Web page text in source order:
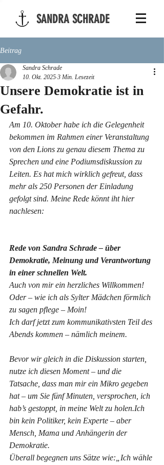
SANDRA SCHRADE
Beitrag
Unsere Demokratie ist in
Gefahr.
Sandra Schrade
10. Okt. 2025 3 Min. Lesezeit
Am 10. Oktober habe ich die Gelegenheit
bekommen im Rahmen einer Veranstaltung
von den Lions zu genau diesem Thema zu
Sprechen und eine Podiumsdiskussion zu
Leiten. Es hat mich wirklich gefreut, dass
mehr als 250 Personen der Einladung
gefolgt sind. Meine Rede könnt iht hier
nachlesen:
Rede von Sandra Schrade – über
Demokratie, Meinung und Verantwortung
in einer schnellen Welt.
Auch von mir ein herzliches Willkommen!
Oder – wie ich als Sylter Mädchen förmlich
zu sagen pflege – Moin!
Ich darf jetzt zum kommunikativsten Teil des
Abends kommen – nämlich meinem.
Bevor wir gleich in die Diskussion starten,
nutze ich diesen Moment – und die
Tatsache, dass man mir ein Mikro gegeben
hat – um Sie fünf Minuten, versprochen, ich
hab’s gestoppt, in meine Welt zu holen.Ich
bin kein Politiker, kein Experte – aber
Mensch, Mama und Anhängerin der
Demokratie.
Überall begegnen uns Sätze wie:„Ich wähle